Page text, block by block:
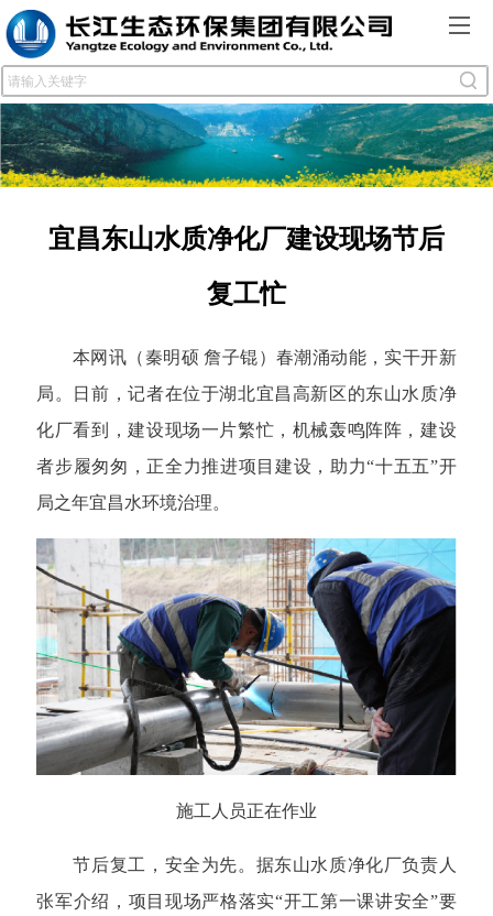
宜昌东山水质净化厂建设现场节后
复工忙
本网讯（秦明硕 詹子锟）春潮涌动能，实干开新
局。日前，记者在位于湖北宜昌高新区的东山水质净
化厂看到，建设现场一片繁忙，机械轰鸣阵阵，建设
者步履匆匆，正全力推进项目建设，助力“十五五”开
局之年宜昌水环境治理。
施工人员正在作业
节后复工，安全为先。据东山水质净化厂负责人
张军介绍，项目现场严格落实“开工第一课讲安全”要